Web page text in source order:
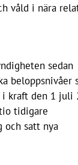
våld i nära
sedan
beloppsnivåer
kraft den 1 juli
tidigare
och satt nya